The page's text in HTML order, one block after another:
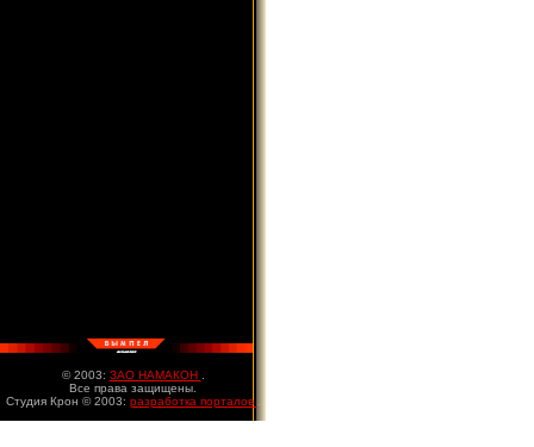
© 2003: ЗАО НАМАКОН
Все права защищены.
Студия Крон © 2003: разработка порталов